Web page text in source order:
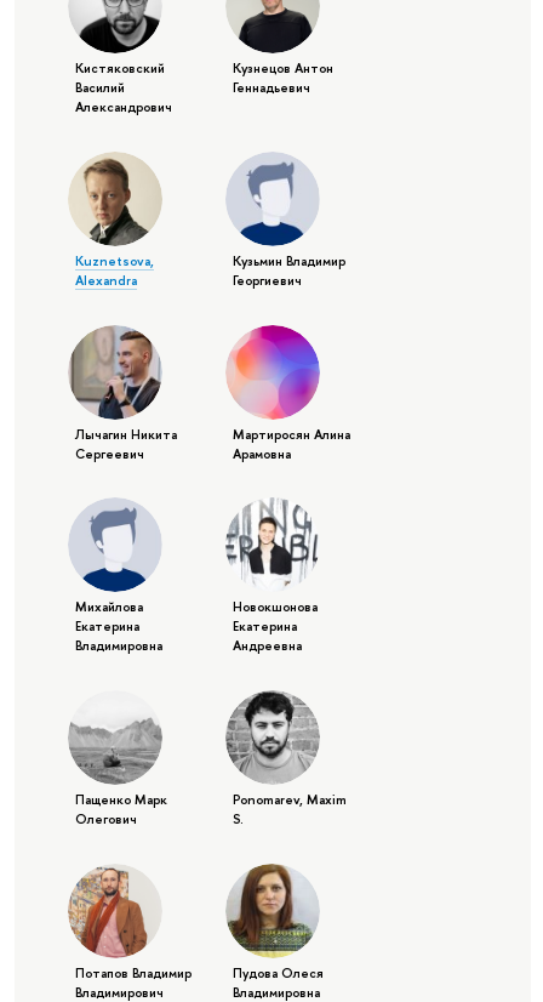
Кистяковский
Василий
Александрович
Кузнецов Антон
Геннадьевич
Kuznetsova,
Alexandra
Кузьмин Владимир
Георгиевич
Лычагин Никита
Сергеевич
Мартиросян Алина
Арамовна
Михайлова
Екатерина
Владимировна
Новокшонова
Екатерина
Андреевна
Пащенко Марк
Олегович
Ponomarev, Maxim
S.
Потапов Владимир
Владимирович
Пудова Олеся
Владимировна